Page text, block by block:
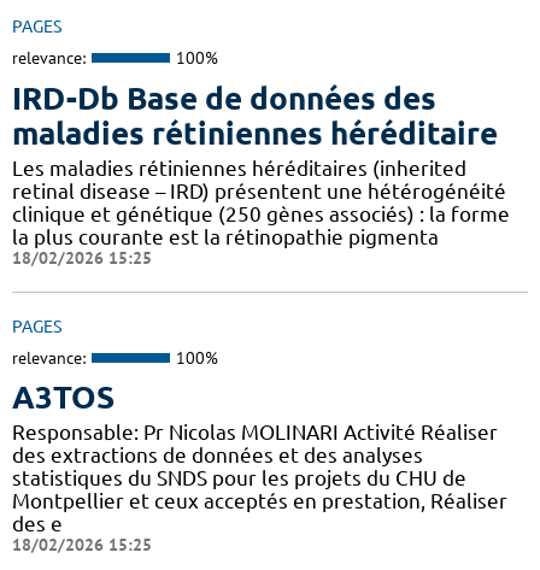
PAGES
relevance: 100%
IRD-Db Base de données des
maladies rétiniennes héréditaire
Les maladies rétiniennes héréditaires (inherited
retinal disease – IRD) présentent une hétérogénéité
clinique et génétique (250 gènes associés) : la forme
la plus courante est la rétinopathie pigmenta
18/02/2026 15:25
PAGES
relevance: 100%
A3TOS
Responsable: Pr Nicolas MOLINARI Activité Réaliser
des extractions de données et des analyses
statistiques du SNDS pour les projets du CHU de
Montpellier et ceux acceptés en prestation, Réaliser
des e
18/02/2026 15:25